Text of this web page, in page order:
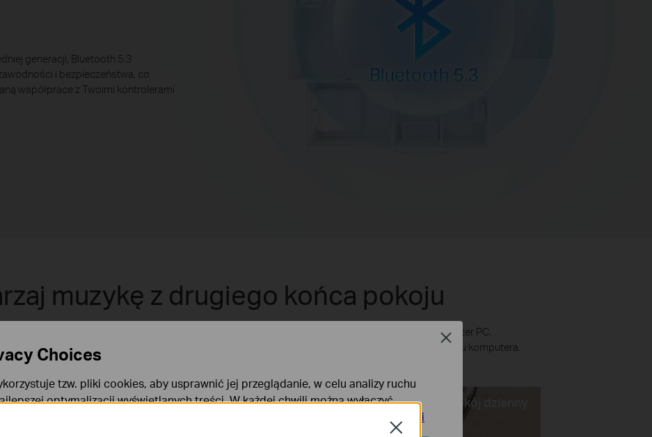
generacji, Bluetooth 5.3
i bezpieczeństwa, co
współprace z Twoimi kontrolerami
muzykę z drugiego końca pokoju
UB5A oferuje większy zasięg transmisji między urządzeniami takimi jak odtwarzacz muzyki i komputer PC.
się bezstratną jakością dźwięku przez zestaw Bluetooth, bez konieczności poruszania się w pobliżu komputera.
Nie musisz się już martwić o dystans wpływający na Twoje słuchanie muzyki.
Pokój dzienny
Close
Choices
tzw. pliki cookies, aby usprawnić jej przeglądanie, w celu analizy ruchu
optymalizacji wyświetlanych treści. W każdej chwili można wyłączyć
cookies. Więcej informacji na ten temat dostępnych jest w
Polityce prywatności
Close